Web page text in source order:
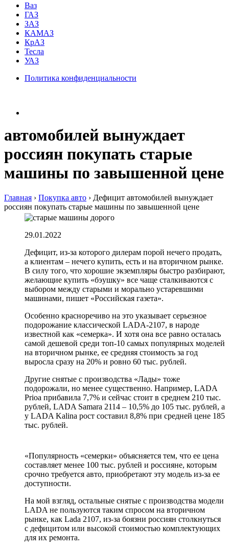
Ваз
ГАЗ
ЗАЗ
КАМАЗ
КрАЗ
Тесла
УАЗ
Политика конфиденциальности
автомобилей вынуждает
россиян покупать старые
машины по завышенной цене
Главная › Покупка авто › Дефицит автомобилей вынуждает
россиян покупать старые машины по завышенной цене
29.01.2022
Дефицит, из-за которого дилерам порой нечего продать,
а клиентам – нечего купить, есть и на вторичном рынке.
В силу того, что хорошие экземпляры быстро разбирают,
желающие купить «бэушку» все чаще сталкиваются с
выбором между старыми и морально устаревшими
машинами, пишет «Российская газета».
Особенно красноречиво на это указывает серьезное
подорожание классической LADA-2107, в народе
известной как «семерка». И хотя она все равно осталась
самой дешевой среди топ-10 самых популярных моделей
на вторичном рынке, ее средняя стоимость за год
выросла сразу на 20% и ровно 60 тыс. рублей.
Другие снятые с производства «Лады» тоже
подорожали, но менее существенно. Например, LADA
Prioa прибавила 7,7% и сейчас стоит в среднем 210 тыс.
рублей, LADA Samara 2114 – 10,5% до 105 тыс. рублей, а
у LADA Kalina рост составил 8,8% при средней цене 185
тыс. рублей.
«Популярность «семерки» объясняется тем, что ее цена
составляет менее 100 тыс. рублей и россияне, которым
срочно требуется авто, приобретают эту модель из-за ее
доступности.
На мой взгляд, остальные снятые с производства модели
LADA не пользуются таким спросом на вторичном
рынке, как Lada 2107, из-за боязни россиян столкнуться
с дефицитом или высокой стоимостью комплектующих
для их ремонта.